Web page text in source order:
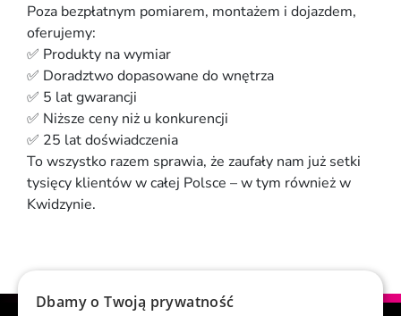
Poza bezpłatnym pomiarem, montażem i dojazdem,
oferujemy:
✅ Produkty na wymiar
✅ Doradztwo dopasowane do wnętrza
✅ 5 lat gwarancji
✅ Niższe ceny niż u konkurencji
✅ 25 lat doświadczenia
To wszystko razem sprawia, że zaufały nam już setki
tysięcy klientów w całej Polsce – w tym również w
Kwidzynie.
Dbamy o Twoją prywatność